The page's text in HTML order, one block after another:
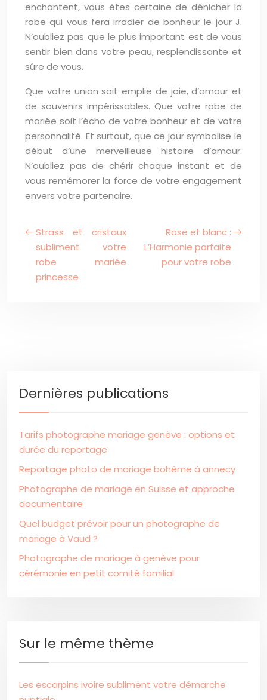
enchantent, vous êtes certaine de dénicher la
robe qui vous fera irradier de bonheur le jour J.
N’oubliez pas que le plus important est de vous
sentir bien dans votre peau, resplendissante et
sûre de vous.
Que votre union soit emplie de joie, d’amour et
de souvenirs impérissables. Que votre robe de
mariée soit l’écho de votre bonheur et de votre
personnalité. Et surtout, que ce jour symbolise le
début d’une merveilleuse histoire d’amour.
N’oubliez pas de chérir chaque instant et de
vous remémorer la force de votre engagement
envers votre partenaire.
Strass et cristaux
subliment votre
robe mariée
princesse
Rose et blanc :
L’Harmonie parfaite
pour votre robe
Dernières publications
Tarifs photographe mariage genève : options et
durée du reportage
Reportage photo de mariage bohème à annecy
Photographe de mariage en Suisse et approche
documentaire
Quel budget prévoir pour un photographe de
mariage à Vaud ?
Photographe de mariage à genève pour
cérémonie en petit comité familial
Sur le même thème
Les escarpins ivoire subliment votre démarche